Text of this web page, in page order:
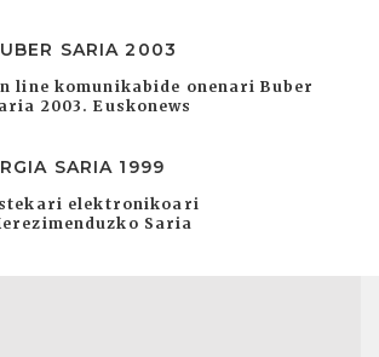
SARIA 2003
line komunikabide onenari Buber
2003. Euskonews
SARIA 1999
elektronikoari
Saria